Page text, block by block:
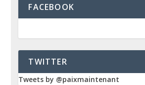
FACEBOOK
TWITTER
Tweets by @paixmaintenant